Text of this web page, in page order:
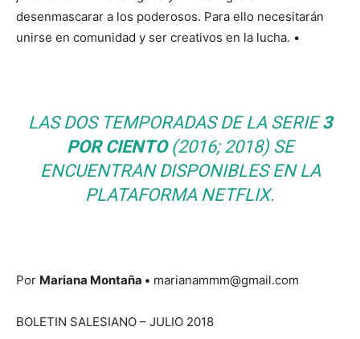
desenmascarar a los poderosos. Para ello necesitarán
unirse en comunidad y ser creativos en la lucha. •
LAS DOS TEMPORADAS DE LA SERIE3
POR CIENTO (2016; 2018) SE
ENCUENTRAN DISPONIBLES EN LA
PLATAFORMA NETFLIX.
Por Mariana Montaña • marianammm@gmail.com
BOLETIN SALESIANO – JULIO 2018